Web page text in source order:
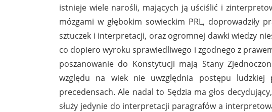
istnieje wiele narośli, mających ją uściślić i
mózgami w głębokim sowieckim PRL, doprowadziły
sztuczek i interpretacji, oraz ogromnej dawki wiedzy
co dopiero wyroku sprawiedliwego i zgodnego z
poszanowanie do Konstytucji mają Stany
względu na wiek nie uwzględnia postępu ludzkiej
precedensach. Ale nadal to Sędzia ma głos
służy jedynie do interpretacji paragrafów a